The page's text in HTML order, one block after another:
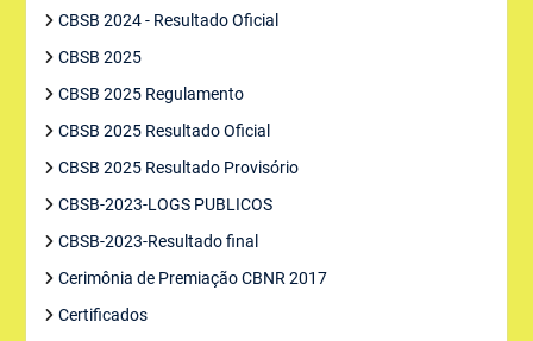
CBSB 2024 - Resultado Oficial
CBSB 2025
CBSB 2025 Regulamento
CBSB 2025 Resultado Oficial
CBSB 2025 Resultado Provisório
CBSB-2023-LOGS PUBLICOS
CBSB-2023-Resultado final
Cerimônia de Premiação CBNR 2017
Certificados